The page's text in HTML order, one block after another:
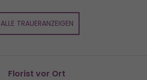
ALLE TRAUERANZEIGEN
Florist vor Ort